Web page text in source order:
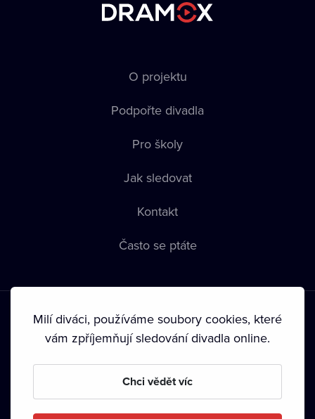
O projektu
Podpořte divadla
Pro školy
Jak sledovat
Kontakt
Často se ptáte
Podmínky používání • Ochrana soukromí • Zásady používání
• Autorská práva•
Milí diváci, používáme soubory cookies, které
vám zpříjemňují sledování divadla online.
Chci vědět víc